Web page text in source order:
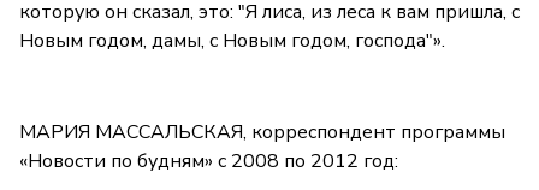
которую он сказал, это: "Я лиса, из леса к вам пришла, с
Новым годом, дамы, с Новым годом, господа"».
МАРИЯ МАССАЛЬСКАЯ, корреспондент программы
«Новости по будням» с 2008 по 2012 год: